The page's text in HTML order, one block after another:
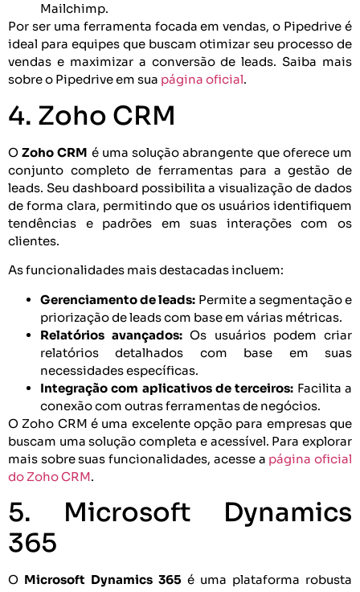
Mailchimp.
Por ser uma ferramenta focada em vendas, o Pipedrive é
ideal para equipes que buscam otimizar seu processo de
vendas e maximizar a conversão de leads. Saiba mais
sobre o Pipedrive em sua página oficial.
4. Zoho CRM
OZoho CRM é uma solução abrangente que oferece um
conjunto completo de ferramentas para a gestão de
leads. Seu dashboard possibilita a visualização de dados
de forma clara, permitindo que os usuários identifiquem
tendências e padrões em suas interações com os
clientes.
As funcionalidades mais destacadas incluem:
Gerenciamento de leads: Permite a segmentação e
priorização de leads com base em várias métricas.
Relatórios avançados: Os usuários podem criar
relatórios detalhados com base em suas
necessidades específicas.
Integração com aplicativos de terceiros: Facilita a
conexão com outras ferramentas de negócios.
O Zoho CRM é uma excelente opção para empresas que
buscam uma solução completa e acessível. Para explorar
mais sobre suas funcionalidades, acesse a página oficial
do Zoho CRM.
5. Microsoft Dynamics
365
O Microsoft Dynamics 365 é uma plataforma robusta